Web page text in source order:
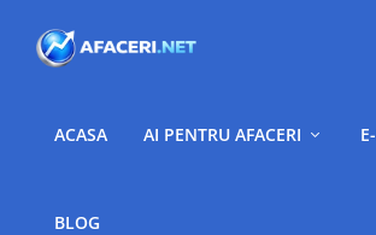
ACASA AI PENTRU AFACERI
BLOG